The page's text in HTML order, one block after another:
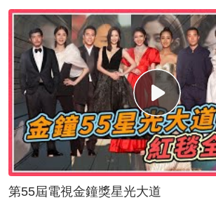
第55屆電視金鐘獎星光大道